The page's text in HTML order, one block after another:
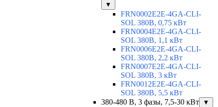
▼
FRN0002E2E-4GA-CLI-
SOL 380В, 0,75 кВт
FRN0004E2E-4GA-CLI-
SOL 380В, 1,1 кВт
FRN0006E2E-4GA-CLI-
SOL 380В, 2,2 кВт
FRN0007E2E-4GA-CLI-
SOL 380В, 3 кВт
FRN0012E2E-4GA-CLI-
SOL 380В, 5,5 кВт
380-480 В, 3 фазы, 7,5-30 кВт
▼